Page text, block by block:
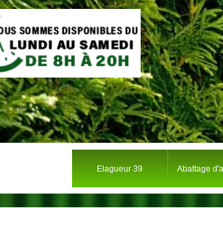
Elagueur 39 Abattage